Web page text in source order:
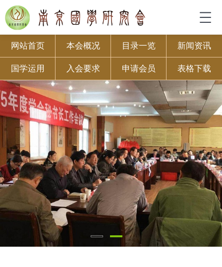
网站首页 本会概况 目录一览 新闻资讯
国学运用 入会要求 申请会员 表格下载